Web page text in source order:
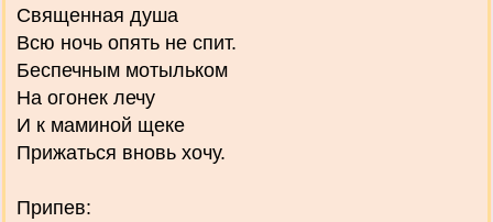
Священная душа
Всю ночь опять не спит.
Беспечным мотыльком
На огонек лечу
И к маминой щеке
Прижаться вновь хочу.
Припев: